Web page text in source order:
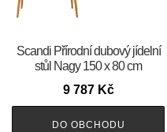
Scandi Přírodní dubový jídelní
stůl Nagy 150 x 80 cm
9 787 Kč
DO OBCHODU